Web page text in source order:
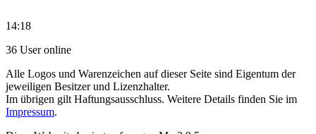
14:18
36 User online
Alle Logos und Warenzeichen auf dieser Seite sind Eigentum der
jeweiligen Besitzer und Lizenzhalter.
Im übrigen gilt Haftungsausschluss. Weitere Details finden Sie im
Impressum.